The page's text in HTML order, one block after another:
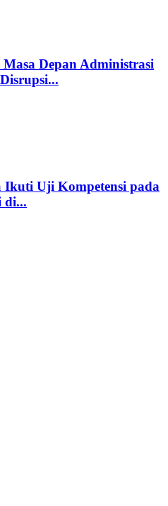
Depan Administrasi
Ikuti Uji Kompetensi pada
di...